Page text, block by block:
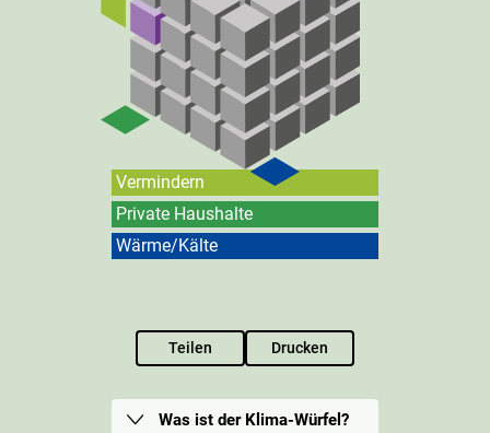
Teilen Drucken
Vermindern
Private Haushalte
Wärme/Kälte
Was ist der Klima-Würfel?